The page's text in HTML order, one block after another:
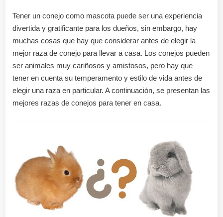
Tener un conejo como mascota puede ser una experiencia
divertida y gratificante para los dueños, sin embargo, hay
muchas cosas que hay que considerar antes de elegir la
mejor raza de conejo para llevar a casa. Los conejos pueden
ser animales muy cariñosos y amistosos, pero hay que
tener en cuenta su temperamento y estilo de vida antes de
elegir una raza en particular. A continuación, se presentan las
mejores razas de conejos para tener en casa.